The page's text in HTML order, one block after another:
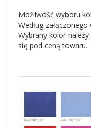
Możliwość wyboru
Według
Wybrany kolor
się pod ceną towaru.